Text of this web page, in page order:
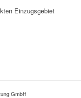
Einzugsgebiet
GmbH